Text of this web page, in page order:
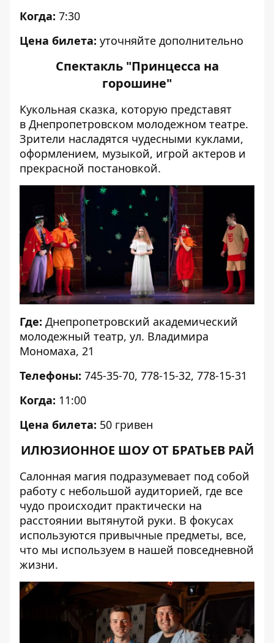
Когда: 7:30
Цена билета: уточняйте дополнительно
Спектакль "Принцесса на
горошине"
Кукольная сказка, которую представят
в Днепропетровском молодежном театре.
Зрители насладятся чудесными куклами,
оформлением, музыкой, игрой актеров и
прекрасной постановкой.
Где: Днепропетровский академический
молодежный театр, ул. Владимира
Мономаха, 21
Телефоны: 745-35-70, 778-15-32, 778-15-31
Когда: 11:00
Цена билета: 50 гривен
ИЛЮЗИОННОЕ ШОУ ОТ БРАТЬЕВ РАЙ
Салонная магия подразумевает под собой
работу с небольшой аудиторией, где все
чудо происходит практически на
расстоянии вытянутой руки. В фокусах
используются привычные предметы, все,
что мы используем в нашей повседневной
жизни.